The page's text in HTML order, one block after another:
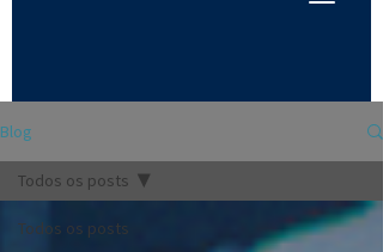
Blog
Todos os posts
Todos os posts